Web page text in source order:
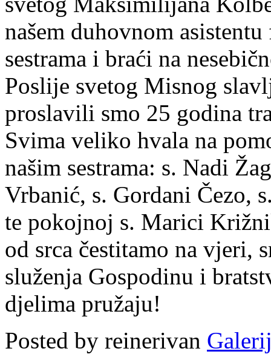
našem duhovnom
sestrama i braći na
Poslije svetog Misnog
proslavili smo 25 godina
Svima veliko hvala na
našim sestrama: s. Nadi
Vrbanić, s. Gordani Čezo,
te pokojnoj s. Marici
od srca čestitamo na vjeri,
služenja Gospodinu i
djelima pružaju!
Posted by reinerivan